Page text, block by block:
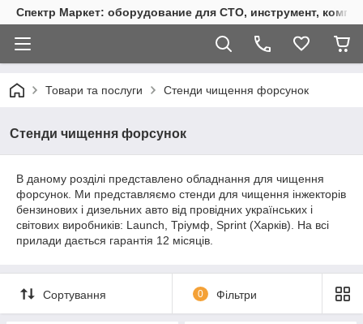
Спектр Маркет: оборудование для СТО, инструмент,
Товари та послуги Стенди чищення форсунок
Стенди чищення форсунок
В даному розділі представлено обладнання для чищення
форсунок. Ми представляємо стенди для чищення інжекторів
бензинових і дизельних авто від провідних українських і
світових виробників: Launch, Тріумф, Sprint (Харків). На всі
прилади дається гарантія 12 місяців.
Сортування 0 Фільтри